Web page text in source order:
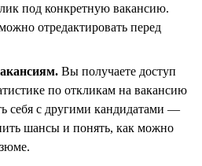
под конкретную вакансию.
отредактировать перед
Вы получаете доступ
по откликам на вакансию
себя с другими кандидатами —
шансы и понять, как можно